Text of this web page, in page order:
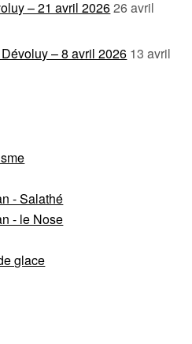
– 21 avril 202626 avril
– 8 avril 2026 13 avril
- Salathé
- le Nose
glace